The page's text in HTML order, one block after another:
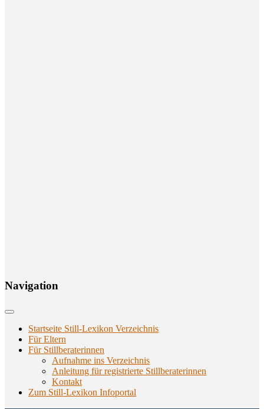
Navi­ga­ti­on
Startseite Still-Lexikon Verzeichnis
Für Eltern
Für Stillberaterinnen
Aufnahme ins Verzeichnis
Anlei­tung für regis­trier­te Stillberaterinnen
Kon­takt
Zum Still-Lexikon Infoportal